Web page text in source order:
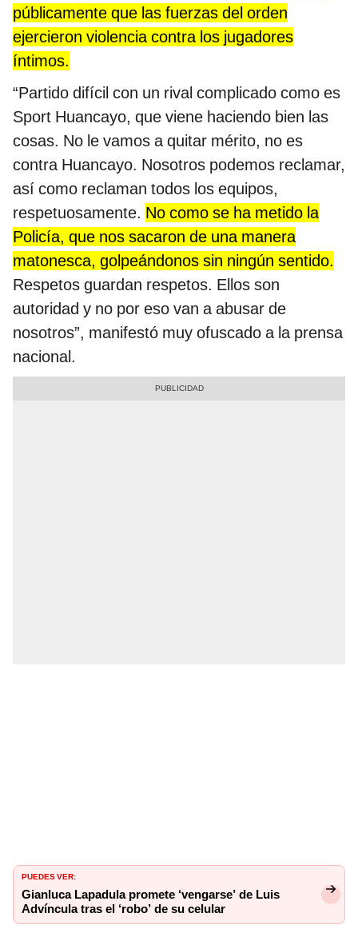
públicamente que las fuerzas del orden
ejercieron violencia contra los jugadores
íntimos.
“Partido difícil con un rival complicado como es
Sport Huancayo, que viene haciendo bien las
cosas. No le vamos a quitar mérito, no es
contra Huancayo. Nosotros podemos reclamar,
así como reclaman todos los equipos,
respetuosamente. No como se ha metido la
Policía, que nos sacaron de una manera
matonesca, golpeándonos sin ningún sentido.
Respetos guardan respetos. Ellos son
autoridad y no por eso van a abusar de
nosotros”, manifestó muy ofuscado a la prensa
nacional.
PUEDES VER:
Gianluca Lapadula promete ‘vengarse’ de Luis
Advíncula tras el ‘robo’ de su celular